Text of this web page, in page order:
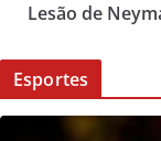
Lesão de
Esportes